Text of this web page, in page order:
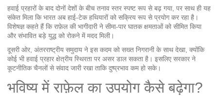
हवाई प्रहारों के बाद दोनों देशों के बीच तनाव स्तर स्पष्ट रूप से बढ़ गया, पर साथ ही यह
संकेत मिला कि भारत अब हाई‑टेक हथियारों को सक्रिय रूप से प्रयोग कर रहा है।
विशेषज्ञ कहते हैं कि राफ़ेल की भागीदारी ने सीमा‑पार घातक क्षमताओं को सीमित किया
और संभावित बड़े युद्ध को रोकने में मदद मिली।
दूसरी ओर, अंतरराष्ट्रीय समुदाय ने इस कदम को सख्त निगरानी के साथ देखा, क्योंकि
कोई भी हवाई प्रहार क्षेत्रीय स्थिरता पर असर डाल सकता है। इसलिए सरकार ने
कूटनीतिक चैनलों से संवाद जारी रखा ताकि दुष्प्रभाव कम हो सके।
भविष्य में राफ़ेल का उपयोग कैसे बढ़ेगा?